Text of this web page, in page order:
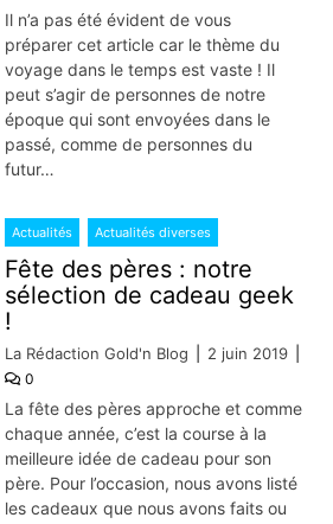
Il n’a pas été évident de vous
préparer cet article car le thème du
voyage dans le temps est vaste ! Il
peut s’agir de personnes de notre
époque qui sont envoyées dans le
passé, comme de personnes du
futur…
Actualités Actualités diverses
Fête des pères : notre
sélection de cadeau geek
!
La Rédaction Gold'n Blog 2 juin 2019
0
La fête des pères approche et comme
chaque année, c’est la course à la
meilleure idée de cadeau pour son
père. Pour l’occasion, nous avons listé
les cadeaux que nous avons faits ou